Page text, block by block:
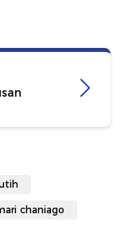
chaniago